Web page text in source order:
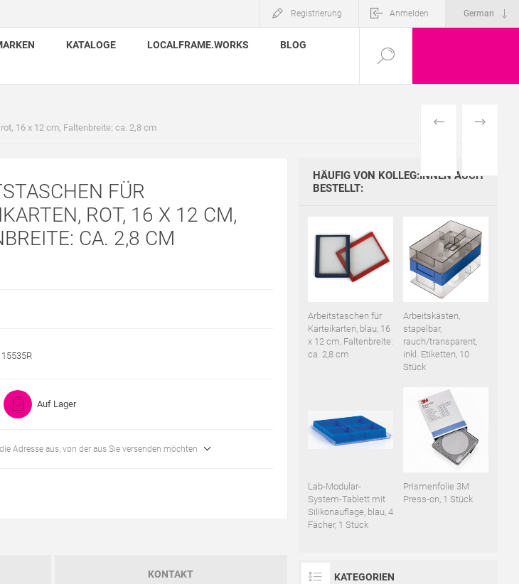
Registrierung Anmelden
KATALOGE LOCALFRAME.WORKS
BLOG
16 x 12 cm, Faltenbreite: ca. 2,8 cm VORHERIGES
FÜR
ROT, 16 X 12 CM,
CA. 2,8 CM
15535R
Auf Lager
Adresse aus, von der aus Sie versenden möchten
KONTAKT
HÄUFIG VON KOLLEG:INNEN AUCH
BESTELLT:
Arbeitstaschen für
Karteikarten, blau, 16
x 12 cm, Faltenbreite:
ca. 2,8 cm
Arbeitskästen,
stapelbar,
rauch/transparent,
inkl. Etiketten, 10
Stück
Lab-Modular-
System-Tablett mit
Silikonauflage, blau, 4
Fächer, 1 Stück
Prismenfolie 3M
Press-on, 1 Stück
KATEGORIEN